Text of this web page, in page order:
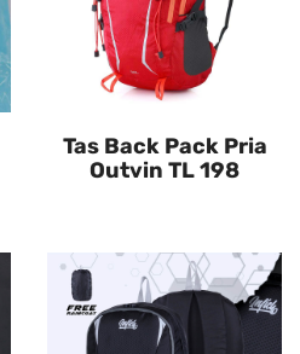
Tas Back Pack Pria
Outvin TL 198